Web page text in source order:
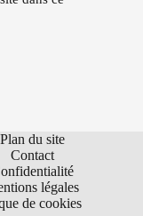
Plan du site
Contact
légales
de cookies